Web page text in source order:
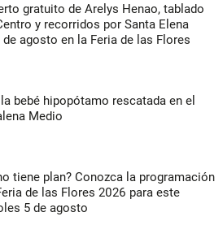
gratuito de Arelys Henao, tablado
y recorridos por Santa Elena
agosto en la Feria de las Flores
bebé hipopótamo rescatada en el
Medio
tiene plan? Conozca la programación
de las Flores 2026 para este
5 de agosto